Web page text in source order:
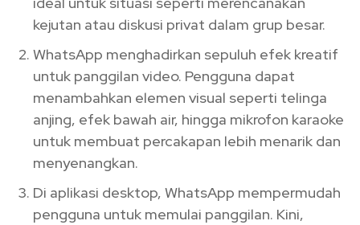
kejutan atau diskusi privat dalam grup besar.
WhatsApp menghadirkan sepuluh efek kreatif
untuk panggilan video. Pengguna dapat
menambahkan elemen visual seperti telinga
anjing, efek bawah air, hingga mikrofon karaoke
untuk membuat percakapan lebih menarik dan
menyenangkan.
Di aplikasi desktop, WhatsApp mempermudah
pengguna untuk memulai panggilan. Kini,